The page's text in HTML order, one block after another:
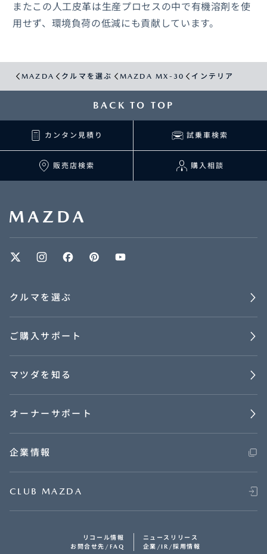
またこの人工皮革は生産プロセスの中で有機溶剤を使
用せず、環境負荷の低減にも貢献しています。
MAZDA クルマを選ぶ MAZDA MX-30 インテリア
BACK TO TOP
カンタン見積り 試乗車検索
販売店検索 購入相談
クルマを選ぶ
ご購入サポート
マツダを知る
オーナーサポート
企業情報
CLUB MAZDA
リコール情報
ニュースリリース
お問合せ先/FAQ
企業/IR/採用情報